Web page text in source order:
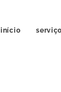
início